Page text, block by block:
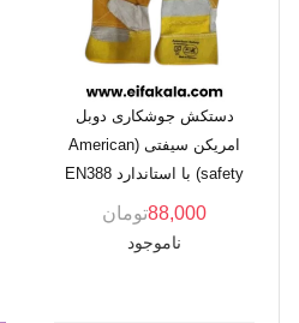
دستکش جوشکاری دوبل
امریکن سیفتی (American
safety) با استاندارد EN388
88,000تومان
ناموجود